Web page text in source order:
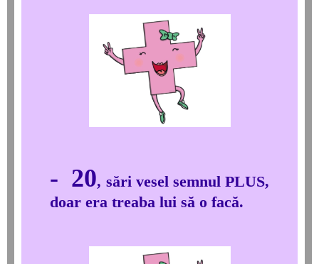
- 20, sări vesel semnul PLUS,
doar era treaba lui să o facă.